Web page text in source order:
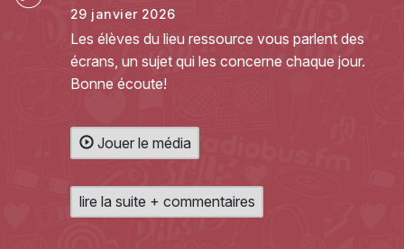
29 janvier 2026
Les élèves du lieu ressource vous parlent des
écrans, un sujet qui les concerne chaque jour.
Bonne écoute!
Jouer le média
lire la suite + commentaires